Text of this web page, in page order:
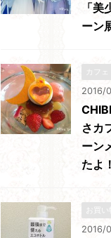
「
ーン
カフェ
2016/
さカ
ーン
たよ！
お買い物
2016/